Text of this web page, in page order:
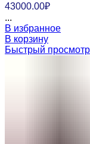
43000.00₽
...
В избранное
В корзину
Быстрый просмотр